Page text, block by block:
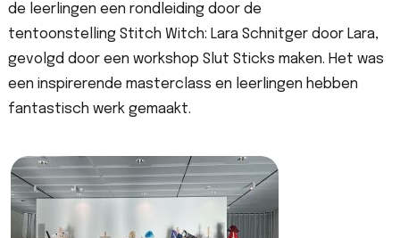
de leerlingen een rondleiding door de
tentoonste lling Stitch Witch: Lara Schnitger door Lara,
gevolgd door een workshop Slut Sticks maken. Het was
een inspirerende masterclass en leerlingen hebben
fantastisch werk gemaakt.